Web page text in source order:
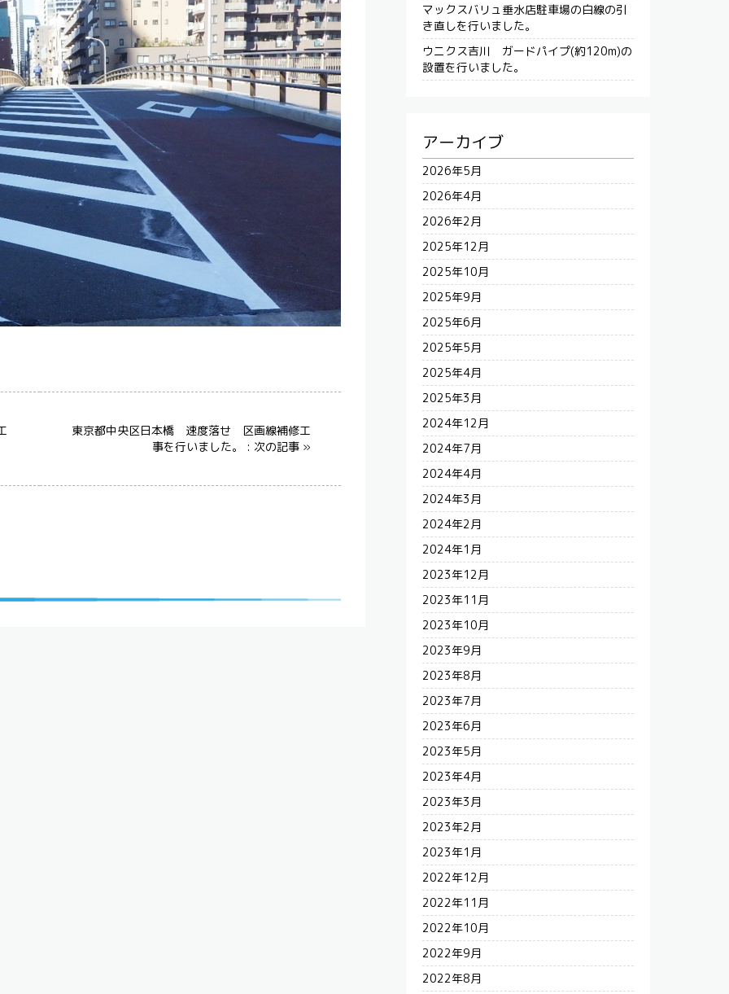
東京都中央区日本橋 速度落せ 区画線補修工
事を行いました。 : 次の記事 »
マックスバリュ垂水店駐車場の白線の引
き直しを行いました。
ウニクス吉川 ガードパイプ(約120m)の
設置を行いました。
アーカイブ
2026年5月
2026年4月
2026年2月
2025年12月
2025年10月
2025年9月
2025年6月
2025年5月
2025年4月
2025年3月
2024年12月
2024年7月
2024年4月
2024年3月
2024年2月
2024年1月
2023年12月
2023年11月
2023年10月
2023年9月
2023年8月
2023年7月
2023年6月
2023年5月
2023年4月
2023年3月
2023年2月
2023年1月
2022年12月
2022年11月
2022年10月
2022年9月
2022年8月